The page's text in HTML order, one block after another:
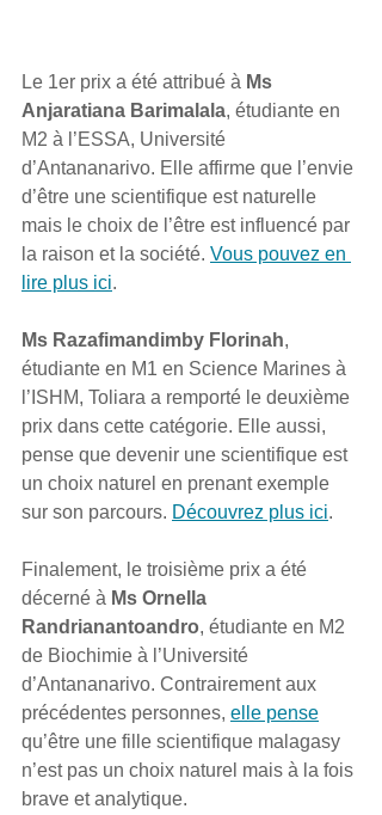
Le 1er prix a été attribué à Ms
Anjaratiana Barimalala, étudiante en
M2 à l’ESSA, Université
d’Antananarivo. Elle affirme que l’envie
d’être une scientifique est naturelle
mais le choix de l’être est influencé par
la raison et la société. Vous pouvez en
lire plus ici.
Ms Razafimandimby Florinah,
étudiante en M1 en Science Marines à
l’ISHM, Toliara a remporté le deuxième
prix dans cette catégorie. Elle aussi,
pense que devenir une scientifique est
un choix naturel en prenant exemple
sur son parcours. Découvrez plus ici.
Finalement, le troisième prix a été
décerné à Ms Ornella
Randrianantoandro, étudiante en M2
de Biochimie à l’Université
d’Antananarivo. Contrairement aux
précédentes personnes, elle pense
qu’être une fille scientifique malagasy
n’est pas un choix naturel mais à la fois
brave et analytique.